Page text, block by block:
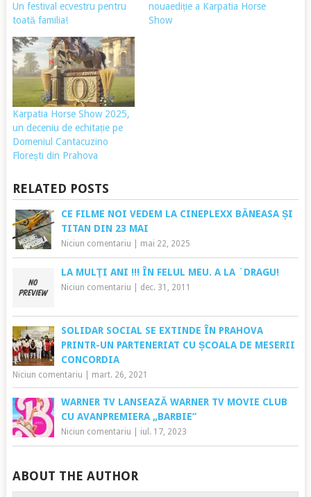
Un festival ecvestru pentru
toată familia!
nouaediție a Karpatia Horse
Show
Karpatia Horse Show 2025,
un deceniu de echitație pe
Domeniul Cantacuzino
Florești din Prahova
RELATED POSTS
CE FILME NOI VEDEM LA CINEPLEXX BĂNEASA ȘI
TITAN DIN 23 MAI
Niciun comentariu mai 22, 2025
LA MULŢI ANI !!! ÎN FELUL MEU. A LA `DRAGU!
Niciun comentariu dec. 31, 2011
SOLIDAR SOCIAL SE EXTINDE ÎN PRAHOVA
PRINTR-UN PARTENERIAT CU ȘCOALA DE MESERII
CONCORDIA
Niciun comentariu mart. 26, 2021
WARNER TV LANSEAZĂ WARNER TV MOVIE CLUB
CU AVANPREMIERA „BARBIE”
Niciun comentariu iul. 17, 2023
ABOUT THE AUTHOR